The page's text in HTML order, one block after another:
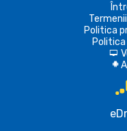
Politica
d
A